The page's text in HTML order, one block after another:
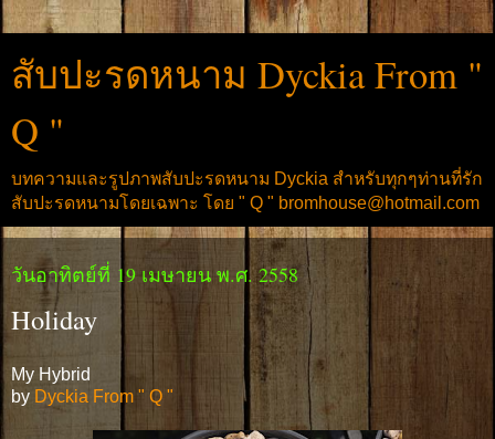
สับปะรดหนาม Dyckia From "
Q "
บทความและรูปภาพสับปะรดหนาม Dyckia สำหรับทุกๆท่านที่รัก
สับปะรดหนามโดยเฉพาะ โดย " Q " bromhouse@hotmail.com
วันอาทิตย์ที่ 19 เมษายน พ.ศ. 2558
Holiday
My Hybrid
by Dyckia From " Q "